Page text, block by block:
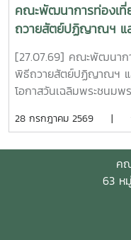
(Pain Point) เหมาะสมกั
หนองแฝก อำเภอสารภี
ดอยสะเก็ด จังหวัดเชียง
ธรรมเชิงประจักษ์ ครอบ
การยกระดับมูลค่าเศรษ
และขยายผลการทำงานสู่
ๆ อย่างต่อเนื่อง อันเป็
อย่างยั่งยืนแท้จริง . คณ
พัฒนาอย่างยั่งยืน
การสร้างความเข้มแข็ง
ชุมชนเพื่อขยายผลความ
เศรษฐกิจ สังคมวัฒนธร
คณะพัฒนาการท่องเที่
ถวายสัตย์ปฏิญาณฯ แ
โอกาสวันเฉลิมพระชนม
[27.07.69] คณะพัฒนากา
พิธีถวายสัตย์ปฏิญาณฯ แ
โอกาสวันเฉลิมพระชนม
ข้าราชการที่ดีและพลังขอ
อาคารแผ่พืชน์ มหาวิทย
พระชนมพรรษา พระบา
ดร.เชษฐ์ ใจเพชร รอ
เกียรติเป็นผู้วางพานพุ่
คลังและพัสดุ สำนักงา
28 กรกฎาคม 2569 |
ค
63 ห